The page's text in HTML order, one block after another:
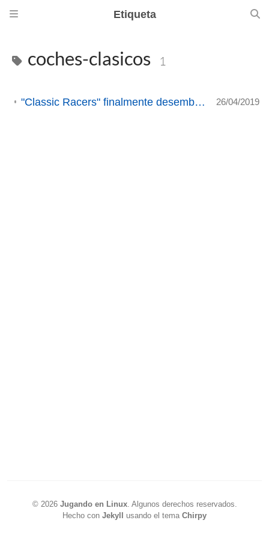
Etiqueta
coches-clasicos 1
"Classic Racers" finalmente desembarca en Linux (ACTUALIZADO 6). 26/04/2019
© 2026 Jugando en Linux. Algunos derechos reservados.
Hecho con Jekyll usando el tema Chirpy